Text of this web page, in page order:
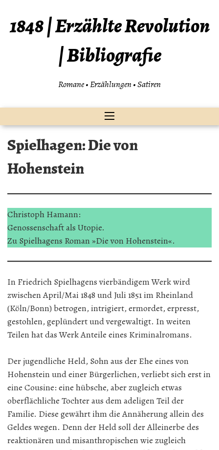
springen
1848 | Erzählte Revolution
| Bibliografie
Romane • Erzählungen • Satiren
Spielhagen: Die von
Hohenstein
Christoph Hamann:
Genossenschaft als Utopie.
Zu Spielhagens Roman »Die von Hohenstein«.
In Friedrich Spielhagens vierbändigem Werk wird
zwischen April/Mai 1848 und Juli 1851 im Rheinland
(Köln/Bonn) betrogen, intrigiert, ermordet, erpresst,
gestohlen, geplündert und vergewaltigt. In weiten
Teilen hat das Werk Anteile eines Kriminalromans.
Der jugendliche Held, Sohn aus der Ehe eines von
Hohenstein und einer Bürgerlichen, verliebt sich erst in
eine Cousine: eine hübsche, aber zugleich etwas
oberflächliche Tochter aus dem adeligen Teil der
Familie. Diese gewährt ihm die Annäherung allein des
Geldes wegen. Denn der Held soll der Alleinerbe des
reaktionären und misanthropischen wie zugleich